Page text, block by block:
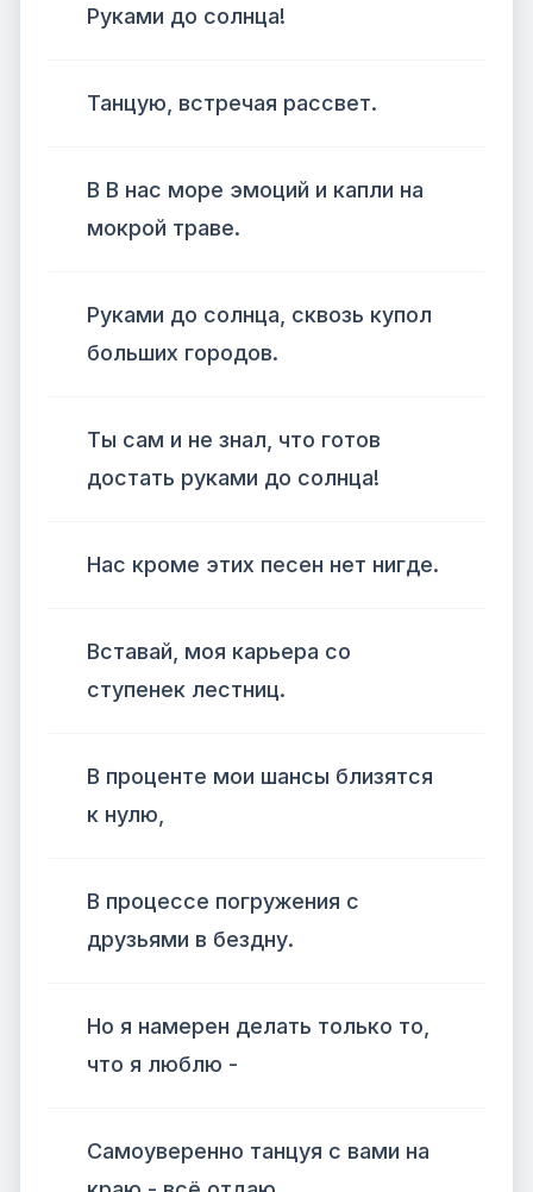
Руками до солнца!
Танцую, встречая рассвет.
В В нас море эмоций и капли на
мокрой траве.
Руками до солнца, сквозь купол
больших городов.
Ты сам и не знал, что готов
достать руками до солнца!
Нас кроме этих песен нет нигде.
Вставай, моя карьера со
ступенек лестниц.
В проценте мои шансы близятся
к нулю,
В процессе погружения с
друзьями в бездну.
Но я намерен делать только то,
что я люблю -
Самоуверенно танцуя с вами на